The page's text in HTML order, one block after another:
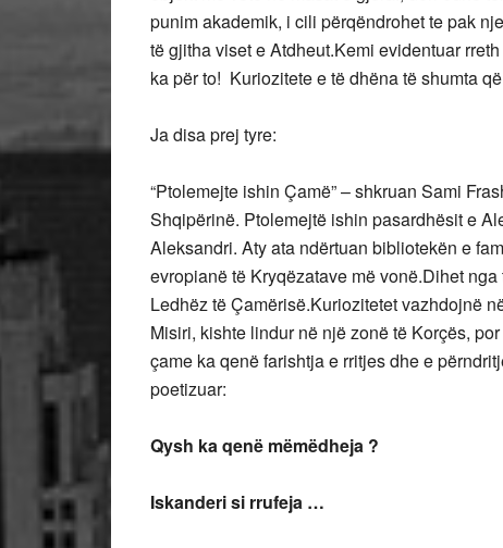
punim akademik, i cili përqëndrohet te pak
të gjitha viset e Atdheut.Kemi evidentuar
ka për to! Kuriozitete e të dhëna të shumta
Ja disa prej tyre:
“Ptolemejte ishin Çamë” – shkruan Sami
Shqipërinë. Ptolemejtë ishin pasardhësit e
Aleksandri. Aty ata ndërtuan bibliotekën e
evropianë të Kryqëzatave më vonë.Dihet
Ledhëz të Çamërisë.Kuriozitetet vazhdojnë
Misiri, kishte lindur në një zonë të Korçës,
çame ka qenë farishtja e rritjes dhe e
poetizuar:
Qysh ka qenë mëmëdheja ?
Iskanderi si rrufeja …